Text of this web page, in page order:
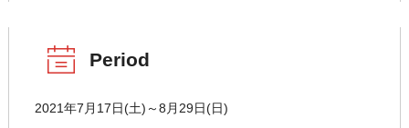
Period
2021年7月17日(土)～8月29日(日)